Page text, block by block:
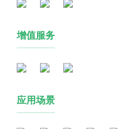
增值服务
应用场景